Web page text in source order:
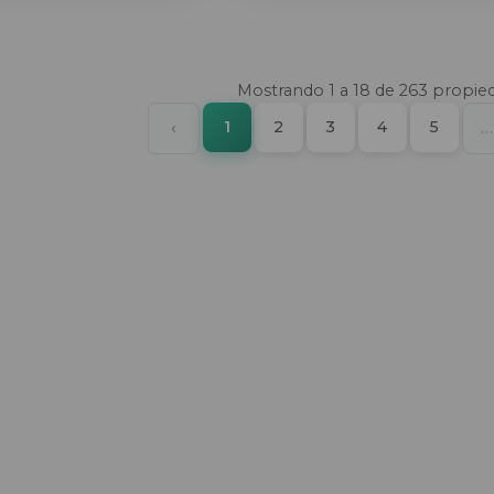
Mostrando 1 a 18 de 263
‹Previous
1(current)
2 3 4 5 …